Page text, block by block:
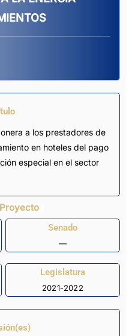
a los prestadores de
en hoteles del pago
especial en el sector
Senado
—
Legislatura
2021-2022